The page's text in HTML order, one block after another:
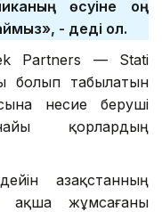
өсуіне оң
- деді ол.
Partners — Stati
болып табылатын
несие беруші
қорлардың
Қазақстанның
ақша жұмсағаны